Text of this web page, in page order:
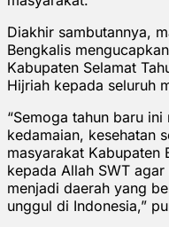
Diakhir sambutannya,
Bengkalis
Kabupaten Selamat
Hijriah kepada seluruh
“Semoga tahun baru
kedamaian, kesehatan
masyarakat Kabupaten
kepada Allah SWT
menjadi daerah yang
unggul di Indonesia,”